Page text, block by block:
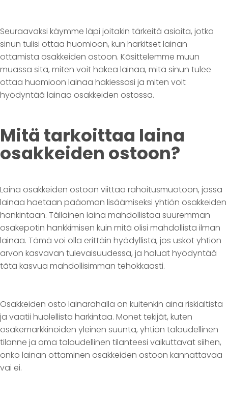
Seuraavaksi käymme läpi joitakin tärkeitä asioita, jotka
sinun tulisi ottaa huomioon, kun harkitset lainan
ottamista osakkeiden ostoon. Käsittelemme muun
muassa sitä, miten voit hakea lainaa, mitä sinun tulee
ottaa huomioon lainaa hakiessasi ja miten voit
hyödyntää lainaa osakkeiden ostossa.
Mitä tarkoittaa laina
osakkeiden ostoon?
Laina osakkeiden ostoon viittaa rahoitusmuotoon, jossa
lainaa haetaan pääoman lisäämiseksi yhtiön osakkeiden
hankintaan. Tällainen laina mahdollistaa suuremman
osakepotin hankkimisen kuin mitä olisi mahdollista ilman
lainaa. Tämä voi olla erittäin hyödyllistä, jos uskot yhtiön
arvon kasvavan tulevaisuudessa, ja haluat hyödyntää
tätä kasvua mahdollisimman tehokkaasti.
Osakkeiden osto lainarahalla on kuitenkin aina riskialtista
ja vaatii huolellista harkintaa. Monet tekijät, kuten
osakemarkkinoiden yleinen suunta, yhtiön taloudellinen
tilanne ja oma taloudellinen tilanteesi vaikuttavat siihen,
onko lainan ottaminen osakkeiden ostoon kannattavaa
vai ei.